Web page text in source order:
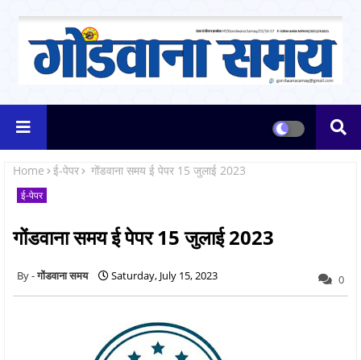
Home ई-पेपर गोंडवाना समय ई पेपर 15 जुलाई 2023
ई-पेपर
गोंडवाना समय ई पेपर 15 जुलाई 2023
गोंडवाना समय Saturday, July 15, 2023 0